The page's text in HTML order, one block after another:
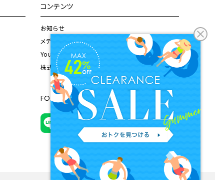
コンテンツ
お知らせ
メディア掲載情報
Youtubeチャンネル
株式会社ドウシシャ公式サイト
FOLLOW US